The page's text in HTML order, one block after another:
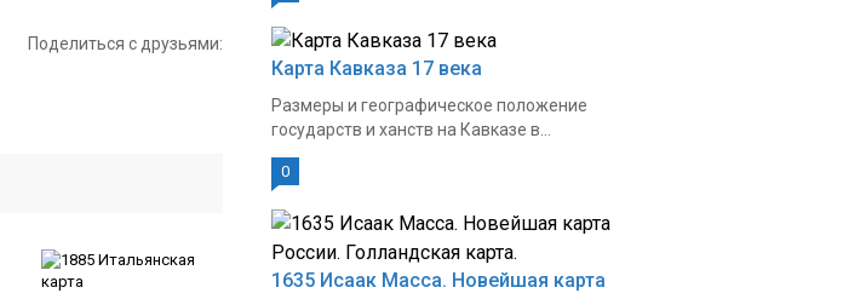
Поделиться с друзьями:
Карта Кавказа 17 века
Размеры и географическое положение
государств и ханств на Кавказе в...
0
1635 Исаак Масса. Новейшая карта